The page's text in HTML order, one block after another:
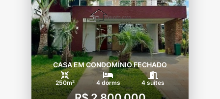
CASA EM CONDOMÍNIO FECHADO
250m² 4 dorms 4 suítes